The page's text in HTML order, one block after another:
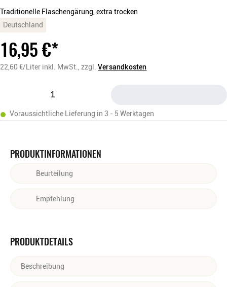
Traditionelle Flaschengärung, extra trocken
Deutschland
16,95€*
22,60 €/Liter inkl. MwSt., zzgl. Versandkosten
Voraussichtliche Lieferung in 3 - 5 Werktagen
PRODUKTINFORMATIONEN
Beurteilung
von grünem Apfel und Pfirsich. Im Geschmack elegant und frisch
Empfehlung
PRODUKTDETAILS
Beschreibung